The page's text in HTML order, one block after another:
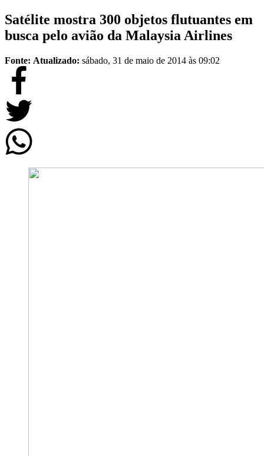
Satélite mostra 300 objetos flutuantes em
busca pelo avião da Malaysia Airlines
Fonte: Atualizado: sábado, 31 de maio de 2014 às 09:02